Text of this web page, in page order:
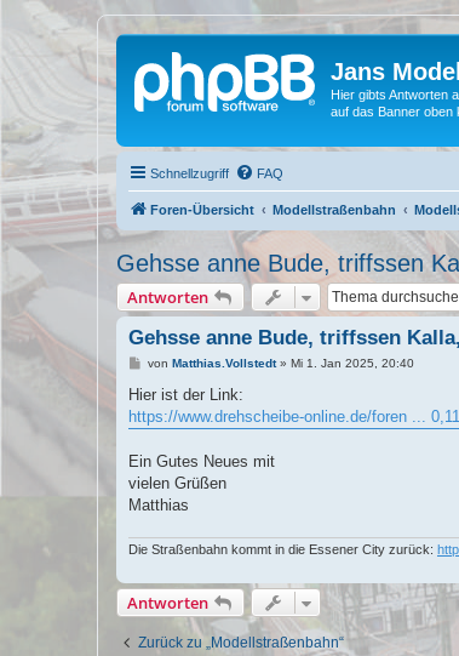
Jans
Hier gibts Antworten
auf das Banner oben
Schnellzugriff FAQ
Foren-Übersicht Modellstraßenbahn
Gehsse anne Bude, triffssen
Antworten
Gehsse anne Bude, triffssen
B
i
r
von Matthias.Vollstedt» Mi 1. Jan 2025, 20:40
Hier ist der Link:
https://www.drehscheibe-online.de/foren ...
Ein Gutes Neues mit
vielen Grüßen
Matthias
Die Straßenbahn kommt in die Essener City zurück:
Antworten
Zurück zu „Modellstraßenbahn“